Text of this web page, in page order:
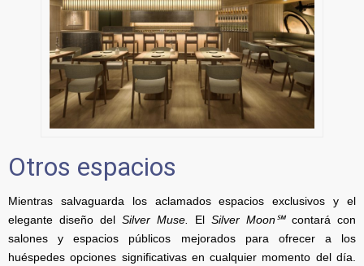
Otros espacios
Mientras salvaguarda los aclamados espacios exclusivos y el
elegante diseño del Silver Muse. El Silver Moon℠ contará con
salones y espacios públicos mejorados para ofrecer a los
huéspedes opciones significativas en cualquier momento del día.